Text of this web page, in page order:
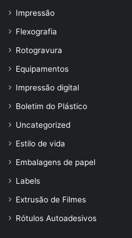
Impressão
Flexografia
Rotogravura
Equipamentos
Impressão digital
Boletim do Plástico
Uncategorized
Estilo de vida
Embalagens de papel
Labels
Extrusão de Filmes
Rótulos Autoadesivos